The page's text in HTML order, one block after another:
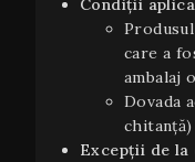
Condiţii
care a
ambalaj
Dovada
Excepții de